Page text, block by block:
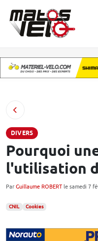
DIVERS
Pourquoi
l'utilisation
Par Guillaume ROBERT le samedi 7
CNIL Cookies